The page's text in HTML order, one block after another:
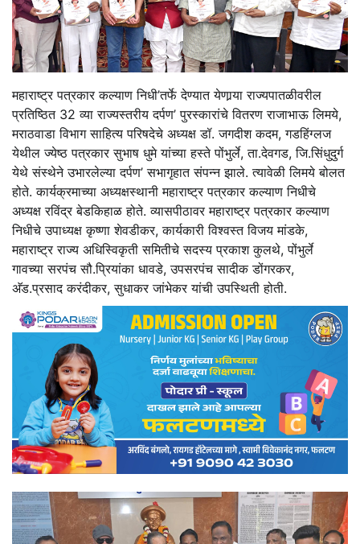
महाराष्ट्र पत्रकार कल्याण निधी’तर्फे देण्यात येणार्‍या राज्यपातळीवरील
प्रतिष्ठित 32 व्या राज्यस्तरीय दर्पण’ पुरस्कारांचे वितरण राजाभाऊ लिमये,
मराठवाडा विभाग साहित्य परिषदेचे अध्यक्ष डॉ. जगदीश कदम, गडहिंग्लज
येथील ज्येष्ठ पत्रकार सुभाष धुमे यांच्या हस्ते पोंभुर्ले, ता.देवगड, जि.सिंधुदुर्ग
येथे संस्थेने उभारलेल्या दर्पण’ सभागृहात संपन्न झाले. त्यावेळी लिमये बोलत
होते. कार्यक्रमाच्या अध्यक्षस्थानी महाराष्ट्र पत्रकार कल्याण निधीचे
अध्यक्ष रविंद्र बेडकिहाळ होते. व्यासपीठावर महाराष्ट्र पत्रकार कल्याण
निधीचे उपाध्यक्ष कृष्णा शेवडीकर, कार्यकारी विश्‍वस्त विजय मांडके,
महाराष्ट्र राज्य अधिस्विकृती समितीचे सदस्य प्रकाश कुलथे, पोंभुर्ले
गावच्या सरपंच सौ.प्रियांका धावडे, उपसरपंच सादीक डोंगरकर,
अ‍ॅड.प्रसाद करंदीकर, सुधाकर जांभेकर यांची उपस्थिती होती.